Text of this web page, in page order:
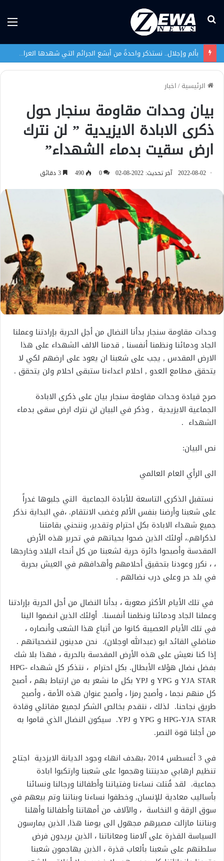
بحث
بألم وإجلال.. نستذكر واحدةً من أبشع الجرائم التي شهدها العراق في تاريخه الحديث
الرئيسية/اخبار
بيان وحدات مقاومة سنجار حول
ذكرى الابادة الايزيدية ” لن نترك
ارض سقيت بدماء الشهداء”
2022-08-02 آخر تحديث: 2022-08-02 0
490
وحدات مقاومة سنجار بدأنا النضال من أجل الحرية بإرادتنا وعملنا
الجاد ودمائنا ونظمنا أنفسنا , قدمنا الالف الشهداء على هذا
الارض المقدس , يجب على شعبنا ان يعود على ارضهم لكي لا
يتحقق مطامع العدو , احلام اعداءنا ستبقى احلام ولن يتحقق .
صرح قيادة وحدات مقاومة سنجار بيان على ذكرى الابادة
الجماعية الايزيدية , وذكر في البيان لن نترك ارض سقى بدماء
الشهداء .
نص البيان:
الى الرأي العام العالمي
نستقبل الذكرى التاسعة للأبادة الجماعية التي جلبوها غدراً
على شعبنا وأرضنا بنفس الألم وغضب الانتقام. ،في البداية نذكر
جميع شهداء الابادة بكل احترام وتقدير، وننحني بقامتنا
لذكراهم.، أولئك الذين ضحوا بحياتهم في تحرير هذه الأرض
المقدسة وأصبحوا دائرة حرية لشعبنا من كل أنحاء البلاد وخارجها
، ، نكرر وعودنا بتحقيق أحلامهم وأهدافهم في العيش بحرية
في بلد حر وعلى درب نضالهم .
في تلك الأيام الأكثر صعوبة ، بدأنا النضال من أجل الحرية بإرادتنا
وعملنا الجاد ودمائنا ونظمنا أنفسنا. أولئك الذين انضموا الينا
في تلك الأيام العصيبة كانوا من أتباع هذا الشعب وأنصاره ،
مناضلي القائد ابو (عبدالله اوجلان). نحن مدينون لتضحياتهم .
إذا كنا نعيش على هذه الأرض المقدسة بالحرية ، فهذا بلا شك
بفضل نضال هؤلاء الأبطال. بكل احترام ، نتذكر كل شهداء HPG-
YJA STAR و YPG و YPJ بكل ما نشعر به من ارتباط بهم ، أصبح
كل منهم نجما ، وأصبح رمزا ، وأصبح عنوان هذه الأمة ، وأصبح
طريق نجاحنا. لذلك ، نتقدم بخالص الشكر لجميع مقاتلي وقادة
HPG-YJA STAR و YPG و YPJ. سيكون النضال الذي قاموا به
من أجلنا قوة النصر.
في 3 أغسطس 2014 ،بهدف انهاء وجود الديانة الايزدية اجتاح
تنظيم ارهابي مدينتنا وهجموا على شعبنا وارتكبوا ابادة
جماعية. لقد قُتلت نساءنا وفتياتنا وأطفالنا ورجالنا ونسائنا
بأساليب معادية للإنسان, وخطفوا نساءنا وبناتنا وتم بيعهم في
سوق الرقة و النخاسة ، والآلاف من أمهاتنا وأطفالنا وأهلنا
وبناتنا مازالت مصيرهم مجهول الى يومنا هذا, الذين يمارسون
السياسة القذرة على آلامنا ومعاناتنا ، الذين يريدون فرض
سلطتهم على شعبنا بألعاب قذرة ، الذين يهاجمون شعبنا